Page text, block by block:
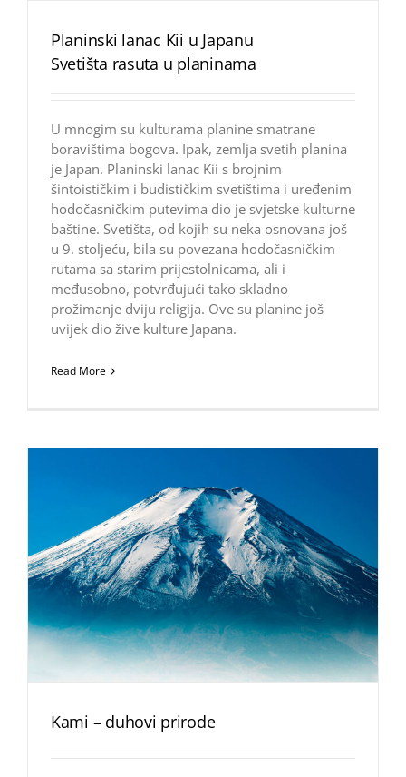
Planinski lanac Kii u Japanu
Svetišta rasuta u planinama
U mnogim su kulturama planine smatrane
boravištima bogova. Ipak, zemlja svetih planina
je Japan. Planinski lanac Kii s brojnim
šintoističkim i budističkim svetištima i uređenim
hodočasničkim putevima dio je svjetske kulturne
baštine. Svetišta, od kojih su neka osnovana još
u 9. stoljeću, bila su povezana hodočasničkim
rutama sa starim prijestolnicama, ali i
međusobno, potvrđujući tako skladno
prožimanje dviju religija. Ove su planine još
uvijek dio žive kulture Japana.
Read More
Kami – duhovi prirode